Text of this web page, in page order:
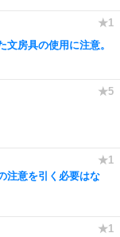
房具の使用に注意。
注意を引く必要はな